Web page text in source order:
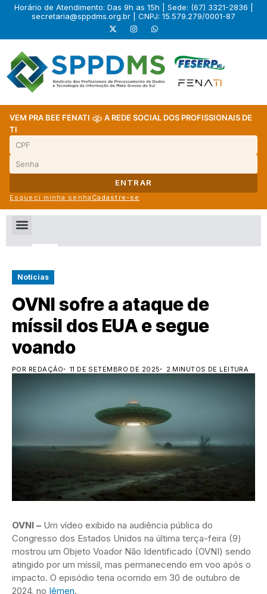
Horário de Atendimento: Das 9h as 15h | Sede: (67) 3321-2836 |
secretaria@sppdms.org.br | CNPJ: 15.579.279/0001-87
VEM PRA BEE FENATI
A REDE SOCIAL DOS PROFISSIONAIS DE
TI
ENTRAR
Esqueci minha senha Cadastre-se
Notícias
OVNI sofre a ataque de
míssil dos EUA e segue
voando
POR REDAÇÃO 11 DE SETEMBRO DE 2025 2 MINUTOS DE LEITURA
OVNI – Um vídeo exibido na audiência pública do
Congresso dos Estados Unidos na última terça-feira (9)
mostrou um Objeto Voador Não Identificado (OVNI) sendo
atingido por um míssil, mas permanecendo em voo após o
impacto. O episódio teria ocorrido em 30 de outubro de
2024, no Iêmen.